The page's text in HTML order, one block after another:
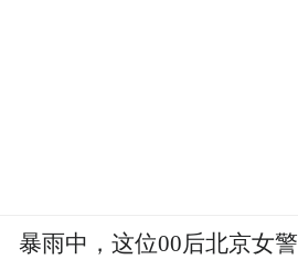
暴雨中，这位00后北京女警